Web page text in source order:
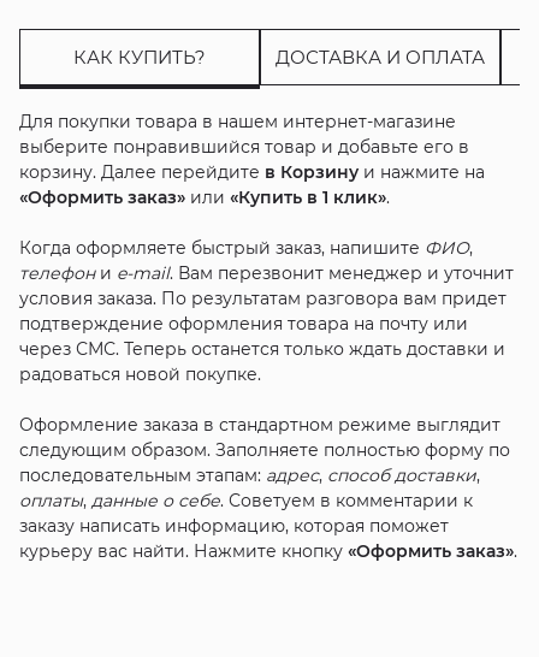
КАК КУПИТЬ? ДОСТАВКА И ОПЛАТА
Для покупки товара в нашем интернет-магазине
выберите понравившийся товар и добавьте его в
корзину. Далее перейдите в Корзинуи нажмите на
«Оформить заказ»или «Купить в 1 клик».
Когда оформляете быстрый заказ, напишите ФИО,
телефони e-mail. Вам перезвонит менеджер и уточнит
условия заказа. По результатам разговора вам придет
подтверждение оформления товара на почту или
через СМС. Теперь останется только ждать доставки и
радоваться новой покупке.
Оформление заказа в стандартном режиме выглядит
следующим образом. Заполняете полностью форму по
последовательным этапам: адрес, способ доставки,
оплаты, данные о себе. Советуем в комментарии к
заказу написать информацию, которая поможет
курьеру вас найти. Нажмите кнопку «Оформить заказ».